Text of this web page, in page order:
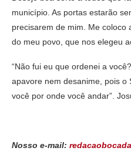
município. As portas estarão
precisarem de mim. Me coloco
do meu povo, que nos elegeu
“Não fui eu que ordenei a
apavore nem desanime, pois o
você por onde você andar”.
Nosso e-mail: